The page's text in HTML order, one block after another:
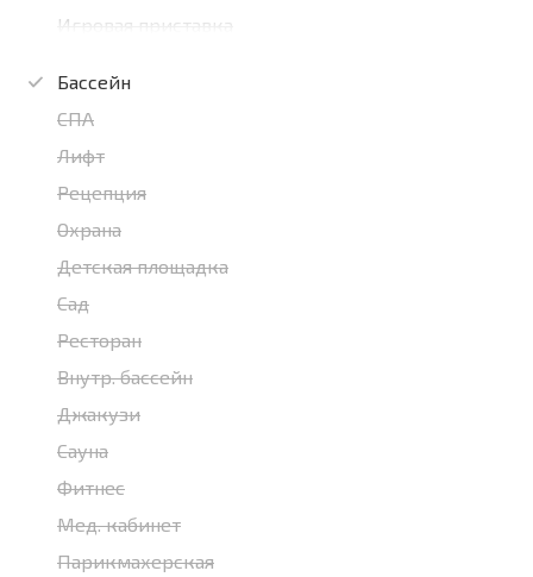
Игровая приставка
Бассейн
СПА
Лифт
Рецепция
Охрана
Детская площадка
Сад
Ресторан
Внутр. бассейн
Джакузи
Сауна
Фитнес
Мед. кабинет
Парикмахерская